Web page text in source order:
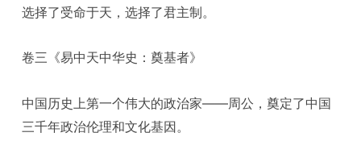
选择了受命于天，选择了君主制。
卷三《易中天中华史：奠基者》
中国历史上第一个伟大的政治家——周公，奠定了中国
三千年政治伦理和文化基因。